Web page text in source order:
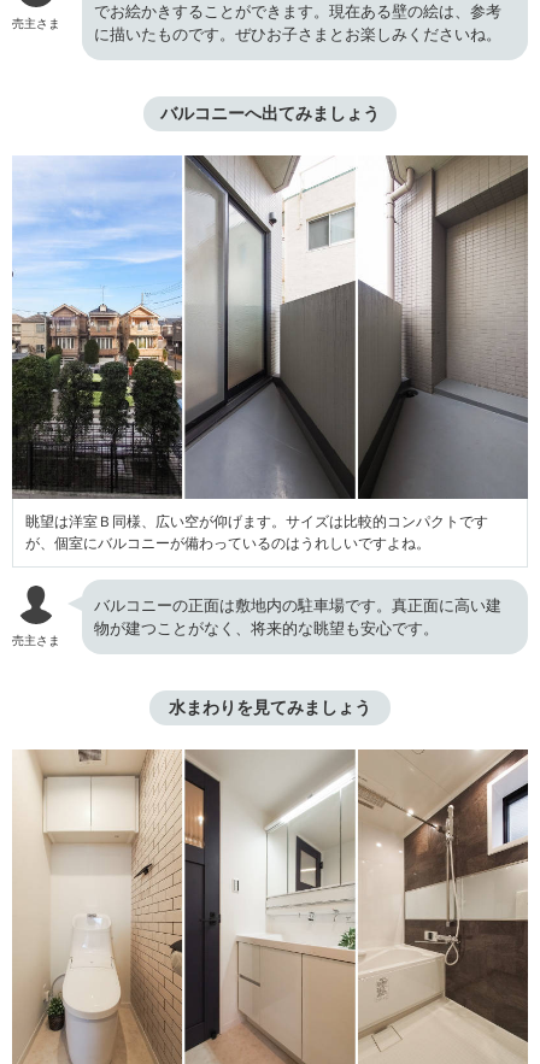
売主さま
でお絵かきすることができます。現在ある壁の絵は、参考
に描いたものです。ぜひお子さまとお楽しみくださいね。
バルコニーへ出てみましょう
眺望は洋室Ｂ同様、広い空が仰げます。サイズは比較的コンパクトです
が、個室にバルコニーが備わっているのはうれしいですよね。
売主さま
バルコニーの正面は敷地内の駐車場です。真正面に高い建
物が建つことがなく、将来的な眺望も安心です。
水まわりを見てみましょう